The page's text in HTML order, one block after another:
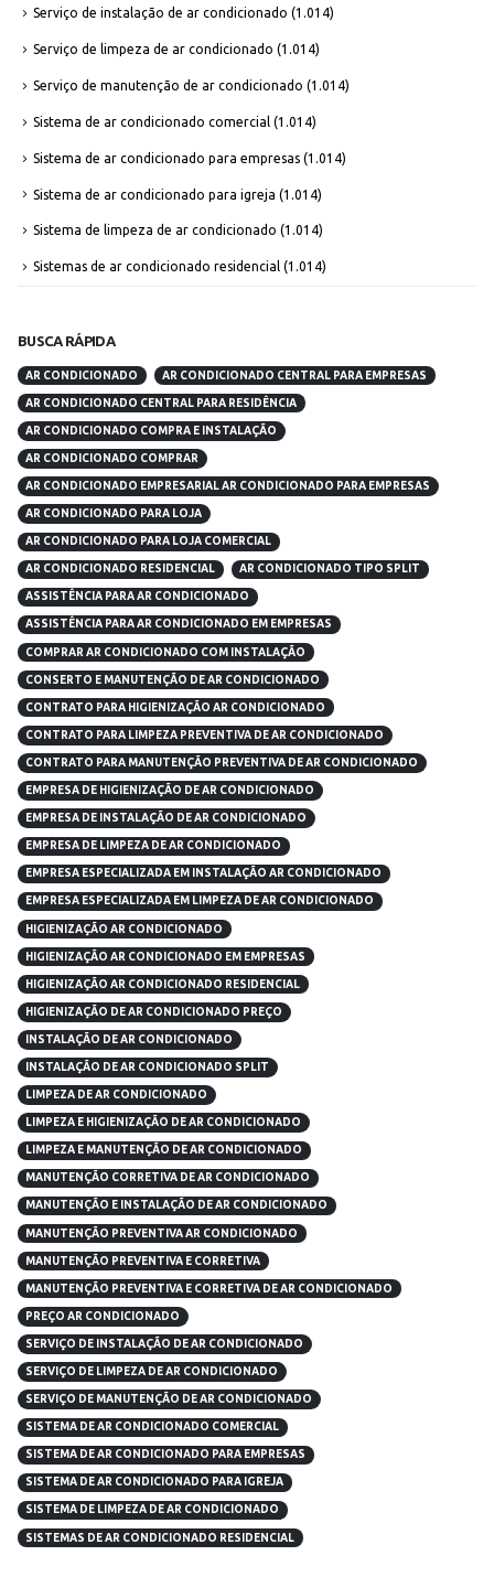
Serviço de instalação de ar condicionado (1.014)
Serviço de limpeza de ar condicionado (1.014)
Serviço de manutenção de ar condicionado (1.014)
Sistema de ar condicionado comercial (1.014)
Sistema de ar condicionado para empresas (1.014)
Sistema de ar condicionado para igreja (1.014)
Sistema de limpeza de ar condicionado (1.014)
Sistemas de ar condicionado residencial (1.014)
BUSCA RÁPIDA
AR CONDICIONADO AR CONDICIONADO CENTRAL PARA EMPRESAS
AR CONDICIONADO CENTRAL PARA RESIDÊNCIA
AR CONDICIONADO COMPRA E INSTALAÇÃO
AR CONDICIONADO COMPRAR
AR CONDICIONADO EMPRESARIAL AR CONDICIONADO PARA EMPRESAS
AR CONDICIONADO PARA LOJA
AR CONDICIONADO PARA LOJA COMERCIAL
AR CONDICIONADO RESIDENCIAL AR CONDICIONADO TIPO SPLIT
ASSISTÊNCIA PARA AR CONDICIONADO
ASSISTÊNCIA PARA AR CONDICIONADO EM EMPRESAS
COMPRAR AR CONDICIONADO COM INSTALAÇÃO
CONSERTO E MANUTENÇÃO DE AR CONDICIONADO
CONTRATO PARA HIGIENIZAÇÃO AR CONDICIONADO
CONTRATO PARA LIMPEZA PREVENTIVA DE AR CONDICIONADO
CONTRATO PARA MANUTENÇÃO PREVENTIVA DE AR CONDICIONADO
EMPRESA DE HIGIENIZAÇÃO DE AR CONDICIONADO
EMPRESA DE INSTALAÇÃO DE AR CONDICIONADO
EMPRESA DE LIMPEZA DE AR CONDICIONADO
EMPRESA ESPECIALIZADA EM INSTALAÇÃO AR CONDICIONADO
EMPRESA ESPECIALIZADA EM LIMPEZA DE AR CONDICIONADO
HIGIENIZAÇÃO AR CONDICIONADO
HIGIENIZAÇÃO AR CONDICIONADO EM EMPRESAS
HIGIENIZAÇÃO AR CONDICIONADO RESIDENCIAL
HIGIENIZAÇÃO DE AR CONDICIONADO PREÇO
INSTALAÇÃO DE AR CONDICIONADO
INSTALAÇÃO DE AR CONDICIONADO SPLIT
LIMPEZA DE AR CONDICIONADO
LIMPEZA E HIGIENIZAÇÃO DE AR CONDICIONADO
LIMPEZA E MANUTENÇÃO DE AR CONDICIONADO
MANUTENÇÃO CORRETIVA DE AR CONDICIONADO
MANUTENÇÃO E INSTALAÇÃO DE AR CONDICIONADO
MANUTENÇÃO PREVENTIVA AR CONDICIONADO
MANUTENÇÃO PREVENTIVA E CORRETIVA
MANUTENÇÃO PREVENTIVA E CORRETIVA DE AR CONDICIONADO
PREÇO AR CONDICIONADO
SERVIÇO DE INSTALAÇÃO DE AR CONDICIONADO
SERVIÇO DE LIMPEZA DE AR CONDICIONADO
SERVIÇO DE MANUTENÇÃO DE AR CONDICIONADO
SISTEMA DE AR CONDICIONADO COMERCIAL
SISTEMA DE AR CONDICIONADO PARA EMPRESAS
SISTEMA DE AR CONDICIONADO PARA IGREJA
SISTEMA DE LIMPEZA DE AR CONDICIONADO
SISTEMAS DE AR CONDICIONADO RESIDENCIAL